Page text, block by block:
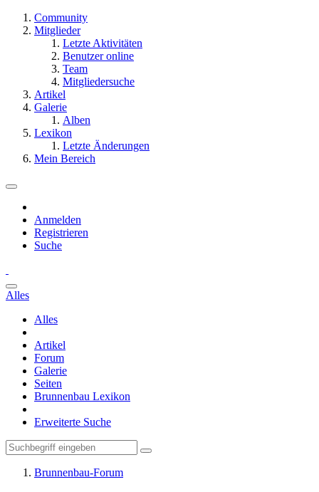
Community
Mitglieder
Letzte Aktivitäten
Benutzer online
Team
Mitgliedersuche
Artikel
Galerie
Alben
Lexikon
Letzte Änderungen
Mein Bereich
Anmelden
Registrieren
Suche
Alles
Alles
Artikel
Forum
Galerie
Seiten
Brunnenbau Lexikon
Erweiterte Suche
Brunnenbau-Forum